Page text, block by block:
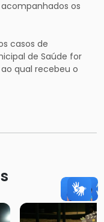
os
casos de
de Saúde for
qual recebeu o